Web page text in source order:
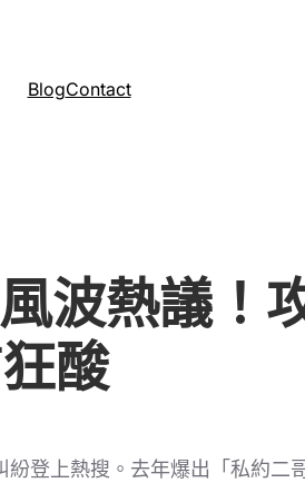
BlogContact
波熱議！
酸
紛登上熱搜。去年爆出「私約二